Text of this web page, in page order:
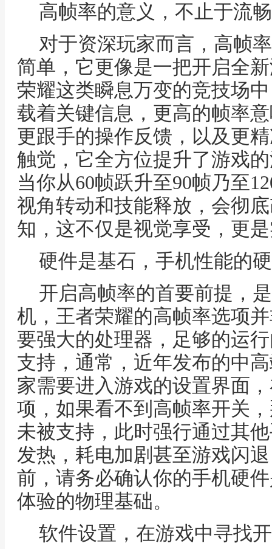
高帧率的意义，不止于流畅
对于资深玩家而言，高帧
简单，它更像是一把开启全
荣耀这类瞬息万变的竞技场
载着关键信息，更高的帧率
更跟手的操作反馈，以及更
触觉，它全方位提升了游戏
当你从60帧跃升至90帧乃至
视角转动和技能释放，会彻
知，这不仅是视觉享受，更
硬件是基石，手机性能的
开启高帧率的首要前提，
机，王者荣耀的高帧率选项
要强大的处理器，足够的运
支持，通常，近年发布的中
家需要进入游戏的设置界面
项，如果看不到高帧率开关
未被支持，此时强行通过其
发热，耗电加剧甚至游戏闪
前，请务必确认你的手机硬
体验的物理基础。
软件设置，在游戏中寻找